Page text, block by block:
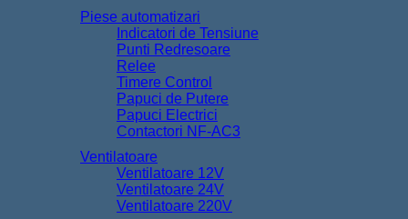
Piese automatizari
Indicatori de Tensiune
Punti Redresoare
Relee
Timere Control
Papuci de Putere
Papuci Electrici
Contactori NF-AC3
Ventilatoare
Ventilatoare 12V
Ventilatoare 24V
Ventilatoare 220V